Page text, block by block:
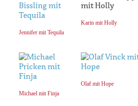
Jennifer mit Tequila
Karin mit Holly
Michael mit Finja
Olaf mit Hope